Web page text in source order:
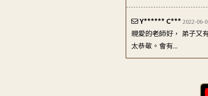
Y****** C*** 2022-06-
親愛的老師好， 弟子又
太恭敬。會有...
林〇〇2022-06-08
感恩上師！弟子有沒
行就是沒在皈依了。因